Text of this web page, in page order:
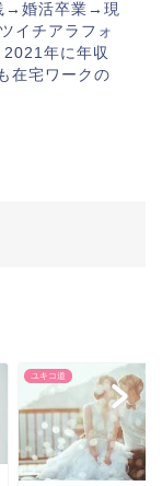
→婚活卒業→現
イチアラフォ
2021年に年収
在宅ワークの
ユキコ道